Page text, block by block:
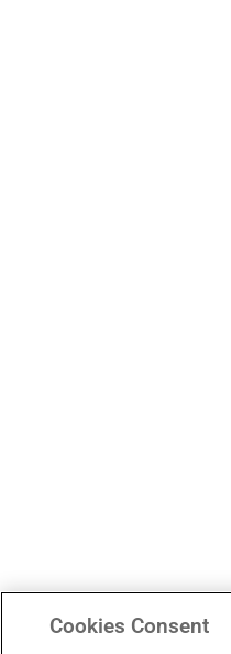
Cookies Consent